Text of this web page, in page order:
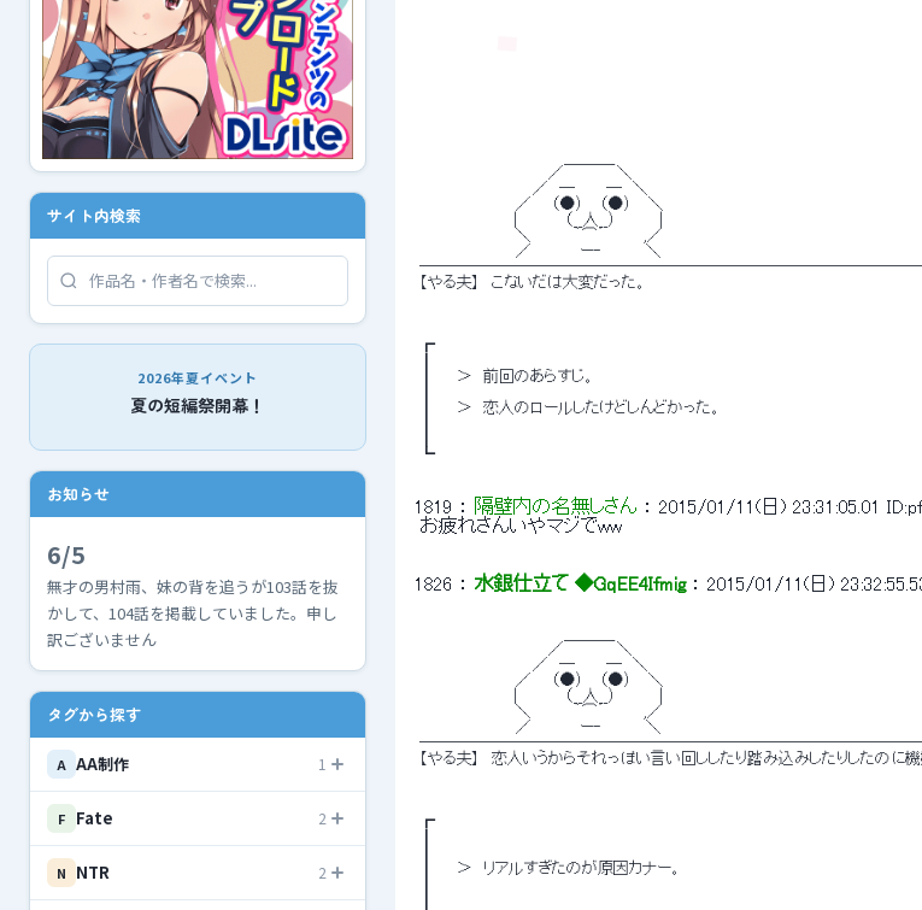
サイト内検索
2026年夏イベント
夏の短編祭開幕！
お知らせ
6/5
無才の男村雨、妹の背を追うが103話を抜
かして、104話を掲載していました。申し
訳ございません
タグから探す
A AA制作 1
F Fate 2
N NTR 2
／　　 　 　＼
／　─　 　 ─　＼
／ 　 （●） 　（●） 　＼
|　 　 　 （__人__）　　 　 |
＼　 　　 ｀⌒´ 　　　,／
／　　　 　ー‐　　　　＼
【やる夫】　こないだは大変だった。
┏
┃　　＞　前回のあらすじ。
┃　　＞　恋人のロールしたけどしんどかった。
┗
1819 ： 隔壁内の名無しさん ： 2015/01/11(日) 23:31:05.01
お疲れさんいやマジでww
1826 ： 水銀仕立て ◆GqEE4Ifmig ： 2015/01/11(日)
／　　 　 　＼
／　─　 　 ─　＼
／ 　 （●） 　（●） 　＼
|　 　 　 （__人__）　　 　 |
＼　 　　 ｀⌒´ 　　　,／
／　　　 　ー‐　　　　＼
【やる夫】　恋人いうからそれっぽい言い回ししたり踏み込みしたりしたのに
┏
┃　　＞　リアルすぎたのが原因カナー。